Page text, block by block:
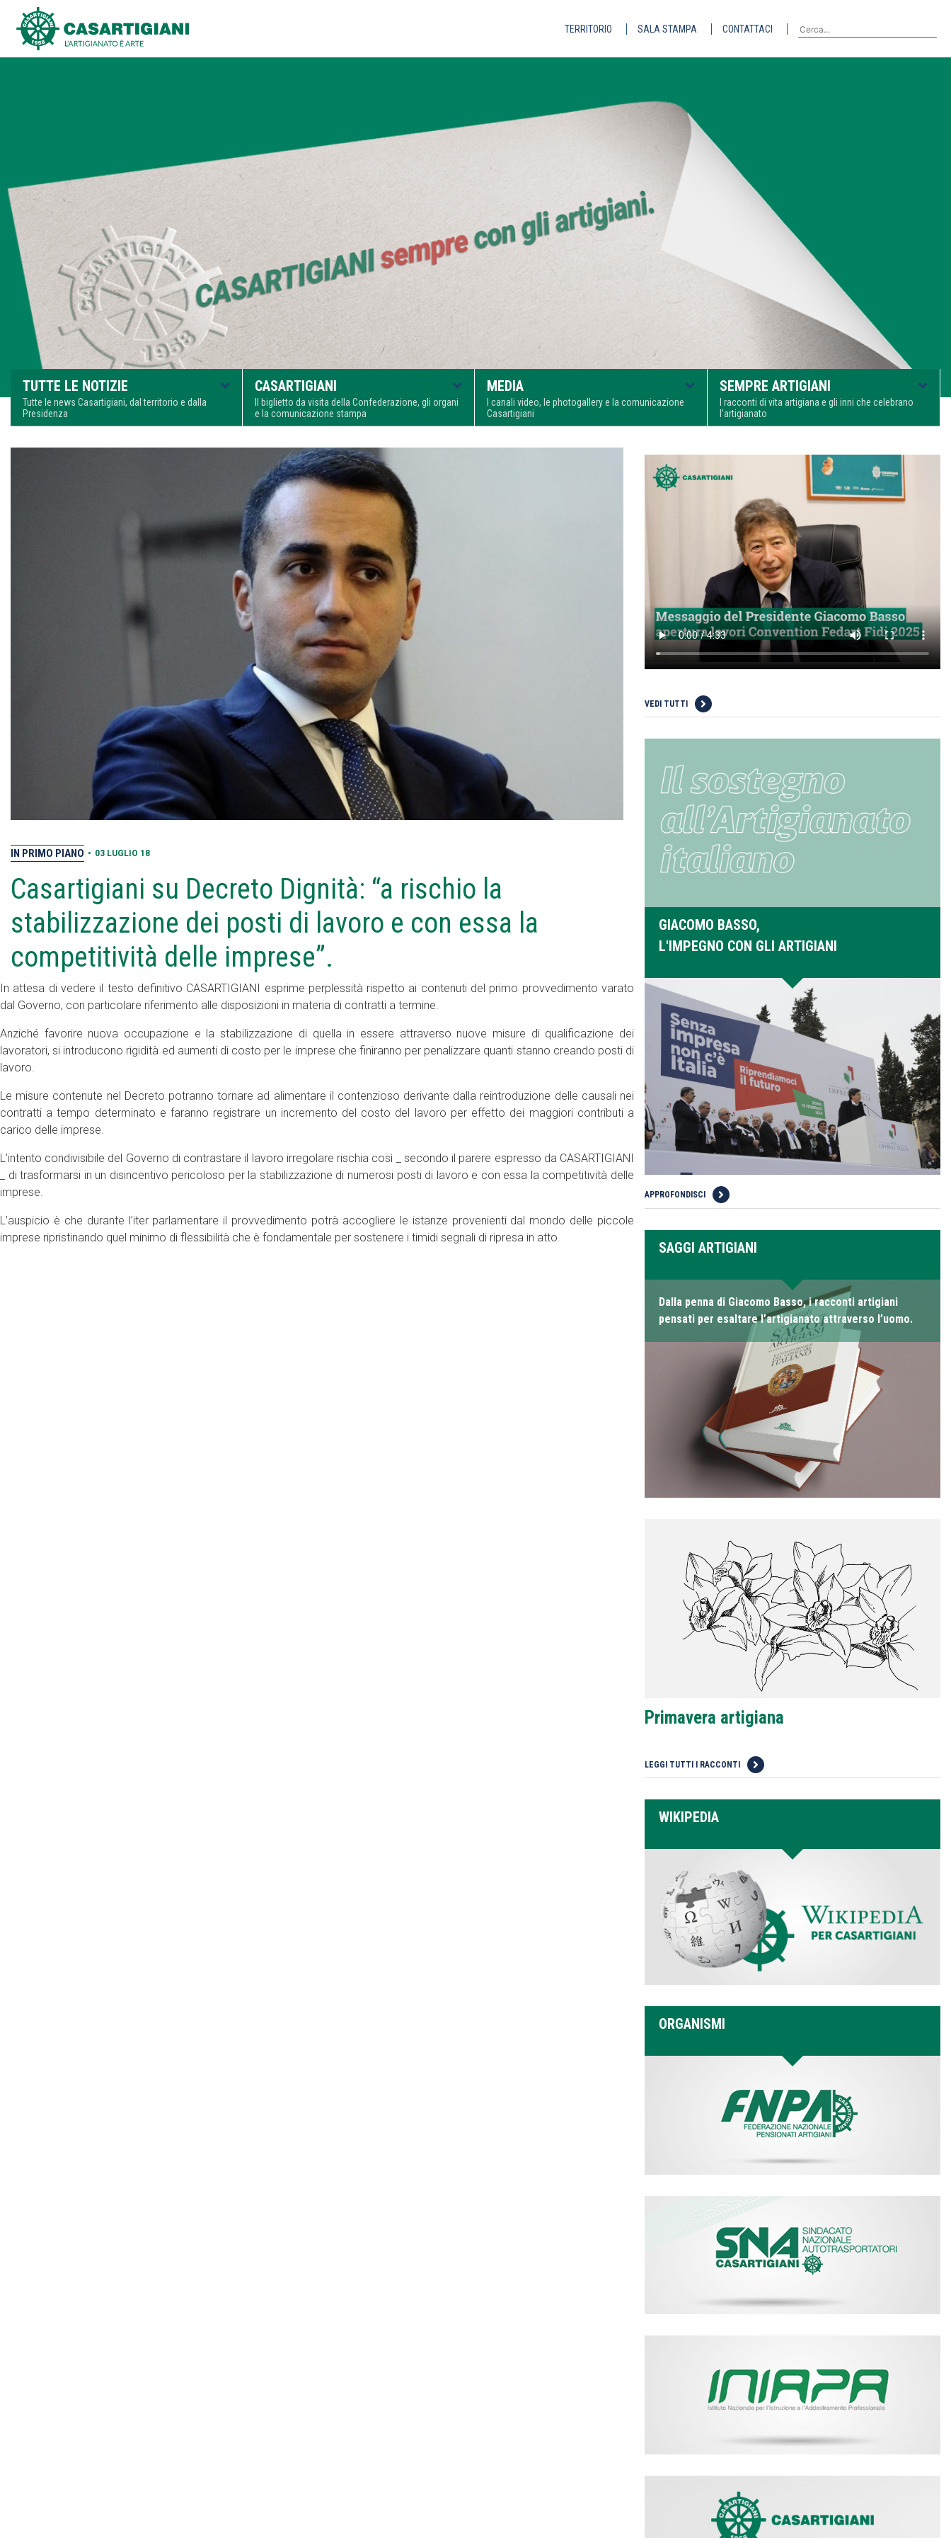
TERRITORIO SALA STAMPA CONTATTACI
TUTTE LE NOTIZIE
Tutte le news Casartigiani, dal territorio e dalla
Presidenza
CASARTIGIANI
Il biglietto da visita della Confederazione, gli organi
e la comunicazione stampa
MEDIA
I canali video, le photogallery e la comunicazione
Casartigiani
SEMPRE ARTIGIANI
I racconti di vita artigiana e gli inni che celebrano
l’artigianato
IN PRIMO PIANO • 03 LUGLIO 18
Casartigiani su Decreto Dignità: “a rischio la
stabilizzazione dei posti di lavoro e con essa la
competitività delle imprese”.
In attesa di vedere il testo definitivo CASARTIGIANI esprime perplessità rispetto ai contenuti del primo provvedimento varato
dal Governo, con particolare riferimento alle disposizioni in materia di contratti a termine.
Anziché favorire nuova occupazione e la stabilizzazione di quella in essere attraverso nuove misure di qualificazione dei
lavoratori, si introducono rigidità ed aumenti di costo per le imprese che finiranno per penalizzare quanti stanno creando posti di
lavoro.
Le misure contenute nel Decreto potranno tornare ad alimentare il contenzioso derivante dalla reintroduzione delle causali nei
contratti a tempo determinato e faranno registrare un incremento del costo del lavoro per effetto dei maggiori contributi a
carico delle imprese.
L’intento condivisibile del Governo di contrastare il lavoro irregolare rischia così _ secondo il parere espresso da CASARTIGIANI
_ di trasformarsi in un disincentivo pericoloso per la stabilizzazione di numerosi posti di lavoro e con essa la competitività delle
imprese.
L’auspicio è che durante l’iter parlamentare il provvedimento potrà accogliere le istanze provenienti dal mondo delle piccole
imprese ripristinando quel minimo di flessibilità che è fondamentale per sostenere i timidi segnali di ripresa in atto.
VEDI TUTTI
GIACOMO BASSO,
L'IMPEGNO CON GLI ARTIGIANI
APPROFONDISCI
SAGGI ARTIGIANI
Dalla penna di Giacomo Basso, i racconti artigiani
pensati per esaltare l’artigianato attraverso l’uomo.
Primavera artigiana
LEGGI TUTTI I RACCONTI
WIKIPEDIA
ORGANISMI